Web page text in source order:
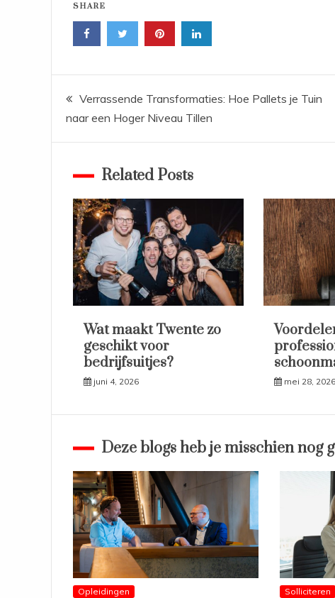
SHARE
Bericht
navigatie
Verrassende Transformaties: Hoe Pallets je Tuin
naar een Hoger Niveau Tillen
Related Posts
Wat maakt Twente zo
geschikt voor
bedrijfsuitjes?
juni 4, 2026 mei 28, 2026
Deze blogs heb je misschien nog
Opleidingen Solliciteren